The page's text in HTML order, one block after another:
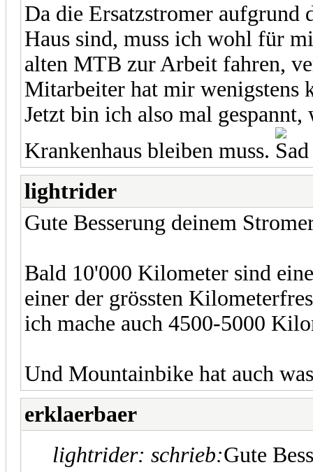
Da die Ersatzstromer aufgrund
Haus sind, muss ich wohl für
alten MTB zur Arbeit fahren,
Mitarbeiter hat mir wenigstens
Jetzt bin ich also mal
Krankenhaus bleiben muss.
lightrider
Gute Besserung deinem
Bald 10'000 Kilometer sind
einer der grössten
ich mache auch 4500-5000
Und Mountainbike hat auch
erklaerbaer
lightrider: schrieb:Gute